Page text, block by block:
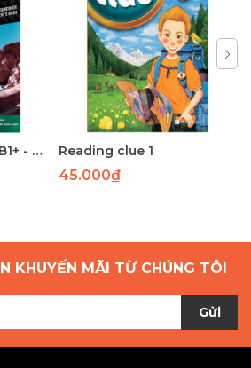
Sách học Empower B1+ - Giáo trình học tiếng Anh giao tiếp trình độ B1+ Reading clue 1
45.000₫
KHUYẾN MÃI TỪ CHÚNG TÔI
Gửi